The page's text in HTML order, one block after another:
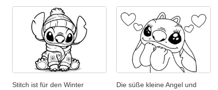
Stitch ist für den Winter
Die süße kleine Angel und